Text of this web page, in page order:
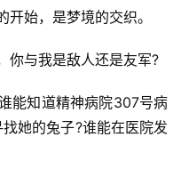
始，是梦境的交织。
你与我是敌人还是友军?
能知道精神病院307号病
她的兔子?谁能在医院发